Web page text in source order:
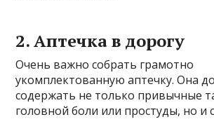
2. Аптечка в дорогу
Очень важно собрать грамотно
укомплектованную аптечку. Она
содержать не только привычные
головной боли или простуды, но и